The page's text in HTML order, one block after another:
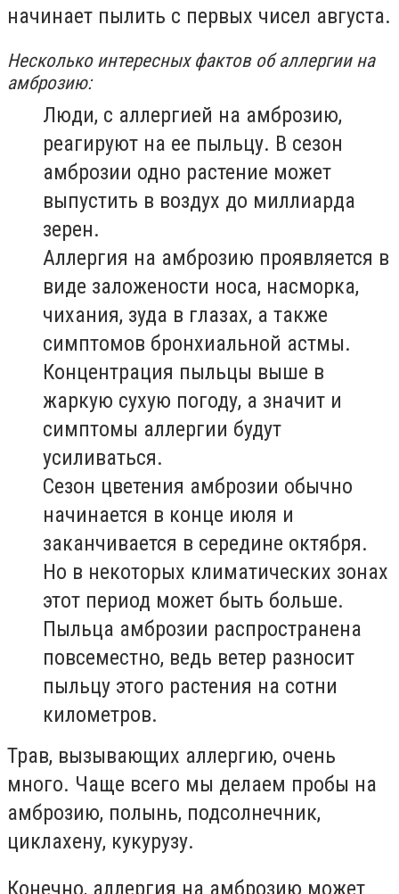
начинает пылить с первых чисел августа.
Несколько интересных фактов об аллергии на
амброзию:
Люди, с аллергией на амброзию,
реагируют на ее пыльцу. В сезон
амброзии одно растение может
выпустить в воздух до миллиарда
зерен.
Аллергия на амброзию проявляется в
виде заложености носа, насморка,
чихания, зуда в глазах, а также
симптомов бронхиальной астмы.
Концентрация пыльцы выше в
жаркую сухую погоду, а значит и
симптомы аллергии будут
усиливаться.
Сезон цветения амброзии обычно
начинается в конце июля и
заканчивается в середине октября.
Но в некоторых климатических зонах
этот период может быть больше.
Пыльца амброзии распространена
повсеместно, ведь ветер разносит
пыльцу этого растения на сотни
километров.
Трав, вызывающих аллергию, очень
много. Чаще всего мы делаем пробы на
амброзию, полынь, подсолнечник,
циклахену, кукурузу.
Конечно, аллергия на амброзию может